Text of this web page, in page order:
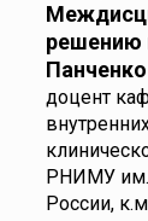
решению
доцент
РНИМУ им.
России,